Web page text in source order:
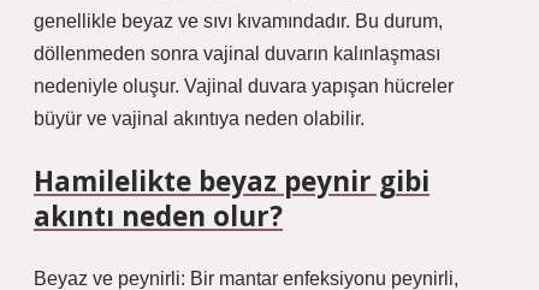
genellikle beyaz ve sıvı kıvamındadır. Bu durum,
döllenmeden sonra vajinal duvarın kalınlaşması
nedeniyle oluşur. Vajinal duvara yapışan hücreler
büyür ve vajinal akıntıya neden olabilir.
Hamilelikte beyaz peynir gibi
akıntı neden olur?
Beyaz ve peynirli: Bir mantar enfeksiyonu peynirli,